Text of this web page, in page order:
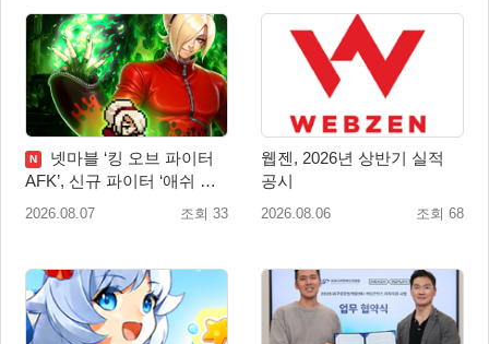
N
넷마블 ‘킹 오브 파이터
AFK’, 신규 파이터 ‘애쉬 크
림존’ 업데이트
2026.08.07 조회 33
웹젠, 2026년 상반기 실적
공시
2026.08.06 조회 68